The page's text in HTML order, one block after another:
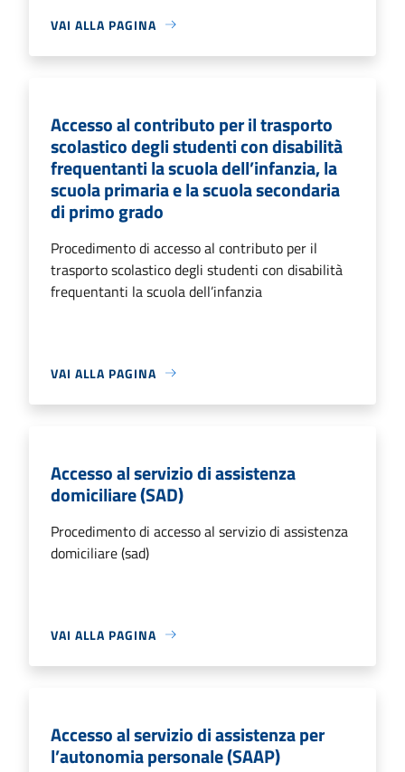
VAI ALLA PAGINA
Accesso al contributo per il trasporto
scolastico degli studenti con disabilità
frequentanti la scuola dell’infanzia, la
scuola primaria e la scuola secondaria
di primo grado
Procedimento di accesso al contributo per il
trasporto scolastico degli studenti con disabilità
frequentanti la scuola dell’infanzia
VAI ALLA PAGINA
Accesso al servizio di assistenza
domiciliare (SAD)
Procedimento di accesso al servizio di assistenza
domiciliare (sad)
VAI ALLA PAGINA
Accesso al servizio di assistenza per
l’autonomia personale (SAAP)